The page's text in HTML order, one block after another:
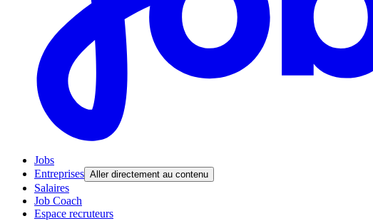
Jobs
Entreprises Aller directement au contenu
Salaires
Job Coach
Espace recruteurs